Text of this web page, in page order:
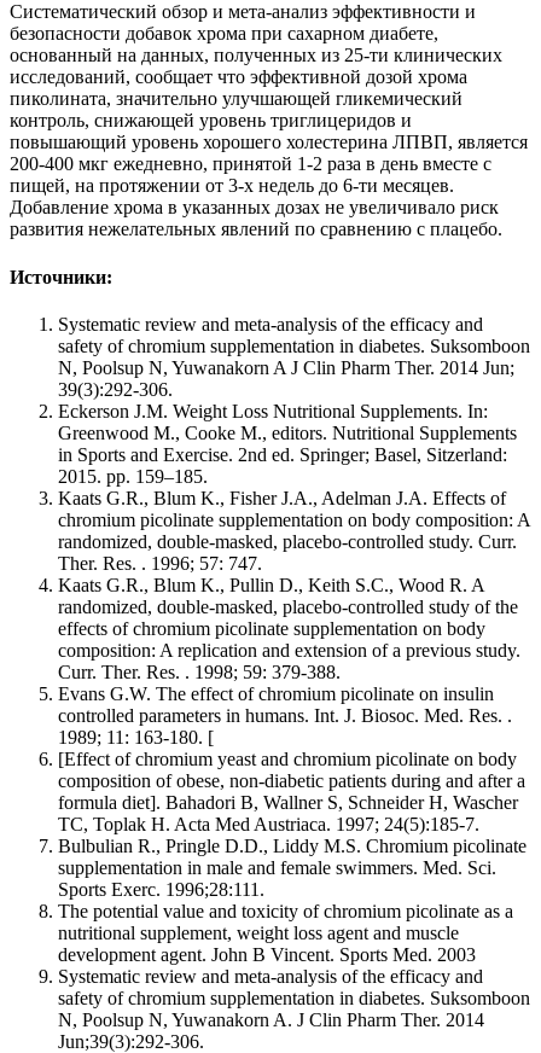
Систематический обзор и мета-анализ эффективности и
безопасности добавок хрома при сахарном диабете,
основанный на данных, полученных из 25-ти клинических
исследований, сообщает что эффективной дозой хрома
пиколината, значительно улучшающей гликемический
контроль, снижающей уровень триглицеридов и
повышающий уровень хорошего холестерина ЛПВП, является
200-400 мкг ежедневно, принятой 1-2 раза в день вместе с
пищей, на протяжении от 3-х недель до 6-ти месяцев.
Добавление хрома в указанных дозах не увеличивало риск
развития нежелательных явлений по сравнению с плацебо.
Источники:
Systematic review and meta-analysis of the efficacy and
safety of chromium supplementation in diabetes. Suksomboon
N, Poolsup N, Yuwanakorn A J Clin Pharm Ther. 2014 Jun;
39(3):292-306.
Eckerson J.M. Weight Loss Nutritional Supplements. In:
Greenwood M., Cooke M., editors. Nutritional Supplements
in Sports and Exercise. 2nd ed. Springer; Basel, Sitzerland:
2015. pp. 159–185.
Kaats G.R., Blum K., Fisher J.A., Adelman J.A. Effects of
chromium picolinate supplementation on body composition: A
randomized, double-masked, placebo-controlled study. Curr.
Ther. Res. . 1996; 57: 747.
Kaats G.R., Blum K., Pullin D., Keith S.C., Wood R. A
randomized, double-masked, placebo-controlled study of the
effects of chromium picolinate supplementation on body
composition: A replication and extension of a previous study.
Curr. Ther. Res. . 1998; 59: 379-388.
Evans G.W. The effect of chromium picolinate on insulin
controlled parameters in humans. Int. J. Biosoc. Med. Res. .
1989; 11: 163-180. [
[Effect of chromium yeast and chromium picolinate on body
composition of obese, non-diabetic patients during and after a
formula diet]. Bahadori B, Wallner S, Schneider H, Wascher
TC, Toplak H. Acta Med Austriaca. 1997; 24(5):185-7.
Bulbulian R., Pringle D.D., Liddy M.S. Chromium picolinate
supplementation in male and female swimmers. Med. Sci.
Sports Exerc. 1996;28:111.
The potential value and toxicity of chromium picolinate as a
nutritional supplement, weight loss agent and muscle
development agent. John B Vincent. Sports Med. 2003
Systematic review and meta-analysis of the efficacy and
safety of chromium supplementation in diabetes. Suksomboon
N, Poolsup N, Yuwanakorn A. J Clin Pharm Ther. 2014
Jun;39(3):292-306.